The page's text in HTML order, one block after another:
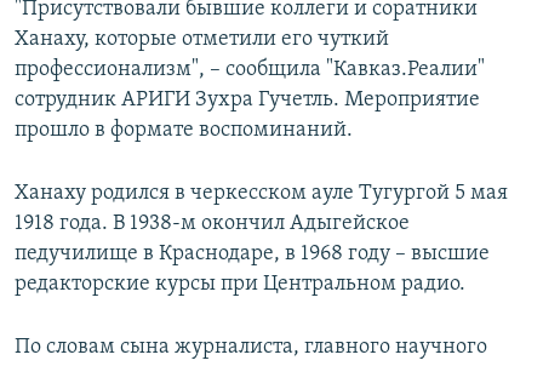
"Присутствовали бывшие коллеги и соратники
Ханаху, которые отметили его чуткий
профессионализм", – сообщила "Кавказ.Реалии"
сотрудник АРИГИ Зухра Гучетль. Мероприятие
прошло в формате воспоминаний.
Ханаху родился в черкесском ауле Тугургой 5 мая
1918 года. В 1938-м окончил Адыгейское
педучилище в Краснодаре, в 1968 году – высшие
редакторские курсы при Центральном радио.
По словам сына журналиста, главного научного